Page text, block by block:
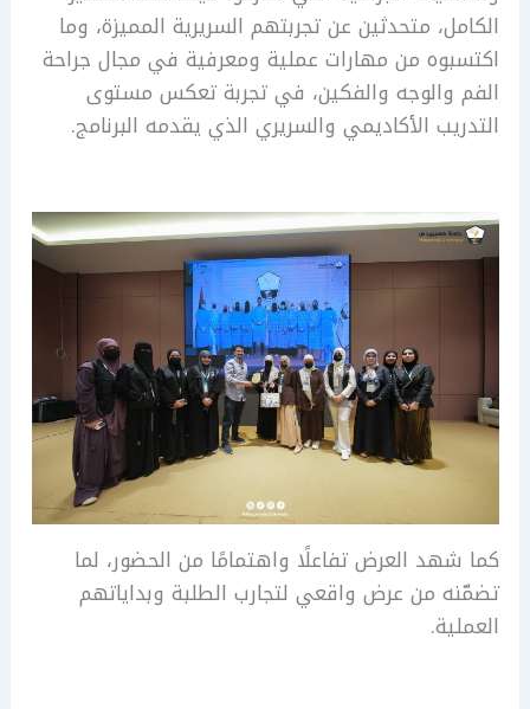
الكامل، متحدثين عن تجربتهم السريرية المميزة، وما
اكتسبوه من مهارات عملية ومعرفية في مجال جراحة
الفم والوجه والفكين، في تجربة تعكس مستوى
التدريب الأكاديمي والسريري الذي يقدمه البرنامج.
كما شهد العرض تفاعلًا واهتمامًا من الحضور، لما
تضمّنه من عرض واقعي لتجارب الطلبة وبداياتهم
العملية.